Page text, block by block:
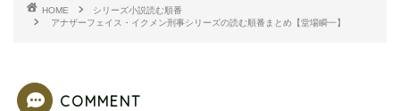
HOME
シリーズ小説読む順番
アナザーフェイス・イクメン刑事シリーズの読む順番まとめ【堂場瞬一】
COMMENT